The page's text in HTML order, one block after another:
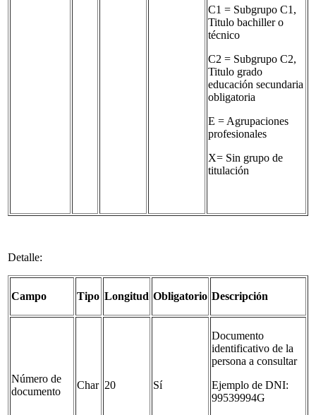
C1 = Subgrupo C1,
Titulo bachiller o
técnico
C2 = Subgrupo C2,
Titulo grado
educación secundaria
obligatoria
E = Agrupaciones
profesionales
X= Sin grupo de
titulación
Detalle:
Campo Tipo Longitud Obligatorio Descripción
Número de
documento
Char 20 Sí
Documento
identificativo de la
persona a consultar
Ejemplo de DNI:
99539994G